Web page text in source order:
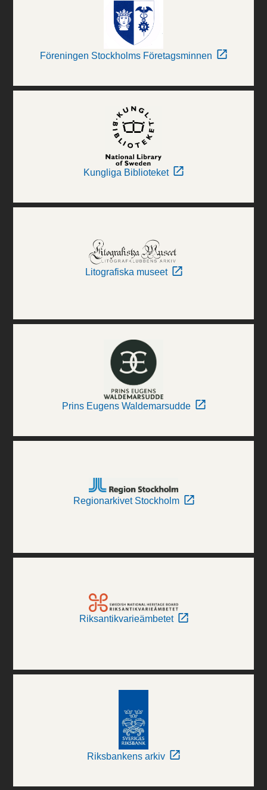
Föreningen Stockholms Företagsminnen
Kungliga Biblioteket
Litografiska museet
Prins Eugens Waldemarsudde
Regionarkivet Stockholm
Riksantikvarieämbetet
Riksbankens arkiv